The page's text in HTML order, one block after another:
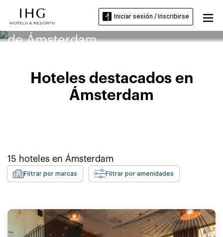
Iniciar sesión / Inscribirse
Hoteles cerca de la Universidad
de Ámsterdam
Hoteles destacados en
Ámsterdam
15 hoteles en Ámsterdam
Filtrar por marcas Filtrar por amenidades